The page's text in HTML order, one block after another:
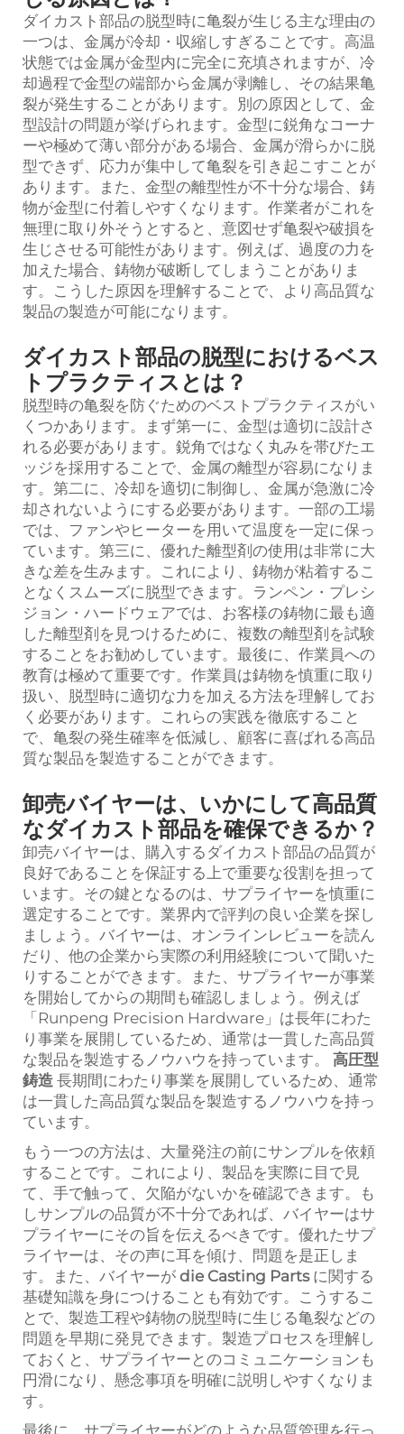
ダイカスト部品の脱型時に亀裂が生じる主な理由の
一つは、金属が冷却・収縮しすぎることです。高温
状態では金属が金型内に完全に充填されますが、冷
却過程で金型の端部から金属が剥離し、その結果亀
裂が発生することがあります。別の原因として、金
型設計の問題が挙げられます。金型に鋭角なコーナ
ーや極めて薄い部分がある場合、金属が滑らかに脱
型できず、応力が集中して亀裂を引き起こすことが
あります。また、金型の離型性が不十分な場合、鋳
物が金型に付着しやすくなります。作業者がこれを
無理に取り外そうとすると、意図せず亀裂や破損を
生じさせる可能性があります。例えば、過度の力を
加えた場合、鋳物が破断してしまうことがありま
す。こうした原因を理解することで、より高品質な
製品の製造が可能になります。
ダイカスト部品の脱型におけるベス
トプラクティスとは？
脱型時の亀裂を防ぐためのベストプラクティスがい
くつかあります。まず第一に、金型は適切に設計さ
れる必要があります。鋭角ではなく丸みを帯びたエ
ッジを採用することで、金属の離型が容易になりま
す。第二に、冷却を適切に制御し、金属が急激に冷
却されないようにする必要があります。一部の工場
では、ファンやヒーターを用いて温度を一定に保っ
ています。第三に、優れた離型剤の使用は非常に大
きな差を生みます。これにより、鋳物が粘着するこ
となくスムーズに脱型できます。ランペン・プレシ
ジョン・ハードウェアでは、お客様の鋳物に最も適
した離型剤を見つけるために、複数の離型剤を試験
することをお勧めしています。最後に、作業員への
教育は極めて重要です。作業員は鋳物を慎重に取り
扱い、脱型時に適切な力を加える方法を理解してお
く必要があります。これらの実践を徹底すること
で、亀裂の発生確率を低減し、顧客に喜ばれる高品
質な製品を製造することができます。
卸売バイヤーは、いかにして高品質
なダイカスト部品を確保できるか？
卸売バイヤーは、購入するダイカスト部品の品質が
良好であることを保証する上で重要な役割を担って
います。その鍵となるのは、サプライヤーを慎重に
選定することです。業界内で評判の良い企業を探し
ましょう。バイヤーは、オンラインレビューを読ん
だり、他の企業から実際の利用経験について聞いた
りすることができます。また、サプライヤーが事業
を開始してからの期間も確認しましょう。例えば
「Runpeng Precision Hardware」は長年にわた
り事業を展開しているため、通常は一貫した高品質
な製品を製造するノウハウを持っています。 高圧型
鋳造 長期間にわたり事業を展開しているため、通常
は一貫した高品質な製品を製造するノウハウを持っ
ています。
もう一つの方法は、大量発注の前にサンプルを依頼
することです。これにより、製品を実際に目で見
て、手で触って、欠陥がないかを確認できます。も
しサンプルの品質が不十分であれば、バイヤーはサ
プライヤーにその旨を伝えるべきです。優れたサプ
ライヤーは、その声に耳を傾け、問題を是正しま
す。また、バイヤーが die Casting Parts に関する
基礎知識を身につけることも有効です。こうするこ
とで、製造工程や鋳物の脱型時に生じる亀裂などの
問題を早期に発見できます。製造プロセスを理解し
ておくと、サプライヤーとのコミュニケーションも
円滑になり、懸念事項を明確に説明しやすくなりま
す。
最後に、サプライヤーがどのような品質管理を行っ